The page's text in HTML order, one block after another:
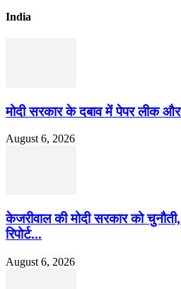
India
मोदी सरकार के दबाव में पेपर लीक
August 6, 2026
केजरीवाल की मोदी सरकार को
रिपोर्ट...
August 6, 2026